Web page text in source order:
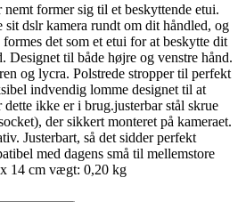
former sig til et beskyttende etui.
dslr kamera rundt om dit håndled, og
det som et etui for at beskytte dit
Designet til både højre og venstre hånd.
og lycra. Polstrede stropper til perfekt
indvendig lomme designet til at
ikke er i brug.justerbar stål skrue
der sikkert monteret på kameraet.
Justerbart, så det sidder perfekt
med dagens små til mellemstore
14 cm vægt: 0,20 kg